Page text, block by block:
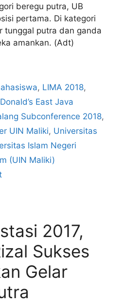
beregu putra, UB
pertama. Di kategori
tunggal putra dan ganda
amankan. (Adt)
, LIMA 2018,
East Java
Subconference 2018,
UIN Maliki, Universitas
Islam Negeri
(UIN Maliki)
2017,
Sukses
Gelar